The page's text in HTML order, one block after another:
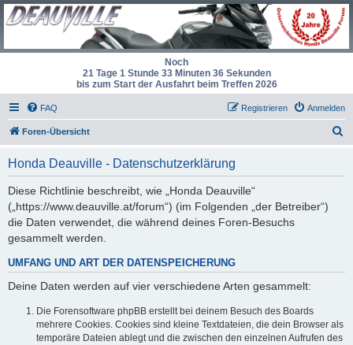
Noch
21 Tage 1 Stunde 33 Minuten 36 Sekunden
bis zum Start der Ausfahrt beim Treffen 2026
FAQ Anmelden
Registrieren
Foren-Übersicht
Honda Deauville - Datenschutzerklärung
Diese Richtlinie beschreibt, wie „Honda Deauville“
(„https://www.deauville.at/forum“) (im Folgenden „der Betreiber“)
die Daten verwendet, die während deines Foren-Besuchs
gesammelt werden.
UMFANG UND ART DER DATENSPEICHERUNG
Deine Daten werden auf vier verschiedene Arten gesammelt:
Die Forensoftware phpBB erstellt bei deinem Besuch des Boards
mehrere Cookies. Cookies sind kleine Textdateien, die dein Browser als
temporäre Dateien ablegt und die zwischen den einzelnen Aufrufen des